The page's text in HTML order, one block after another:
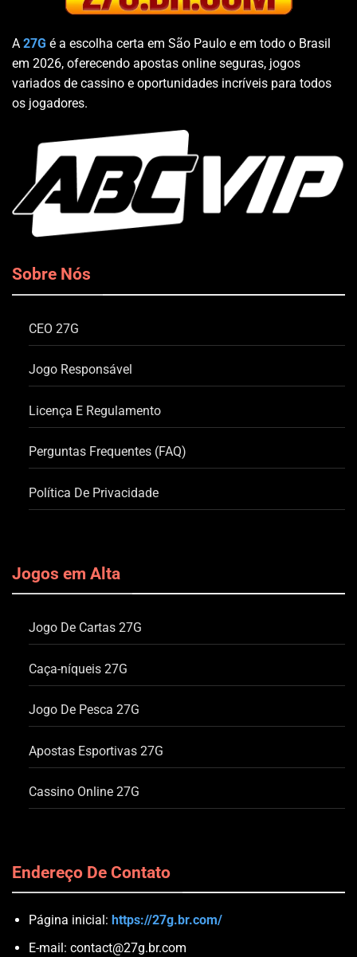
A 27G é a escolha certa em São Paulo e em todo o Brasil
em 2026, oferecendo apostas online seguras, jogos
variados de cassino e oportunidades incríveis para todos
os jogadores.
Sobre Nós
CEO 27G
Jogo Responsável
Licença E Regulamento
Perguntas Frequentes (FAQ)
Política De Privacidade
Jogos em Alta
Jogo De Cartas 27G
Caça-níqueis 27G
Jogo De Pesca 27G
Apostas Esportivas 27G
Cassino Online 27G
Endereço De Contato
Página inicial: https://27g.br.com/
E-mail: contact@27g.br.com